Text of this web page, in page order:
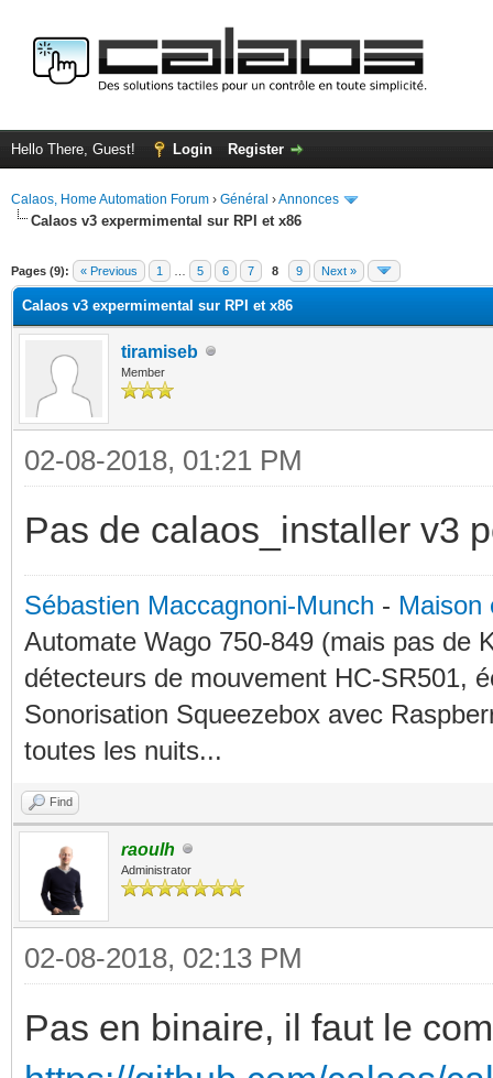
Hello There, Guest! Login Register
Calaos, Home Automation Forum › Général ›Annonces
Calaos v3 expermimental sur RPI et x86
Pages (9): « Previous 1 5 6 7 8 9 Next »
Calaos v3 expermimental sur RPI et x86
tiramiseb
Member
02-08-2018, 01:21 PM
Pas de calaos_installer v3
Sébastien Maccagnoni-Munch - Maison
Automate Wago 750-849 (mais pas de
détecteurs de mouvement HC-SR501,
Sonorisation Squeezebox avec
toutes les nuits...
Find
raoulh
Administrator
02-08-2018, 02:13 PM
Pas en binaire, il faut le